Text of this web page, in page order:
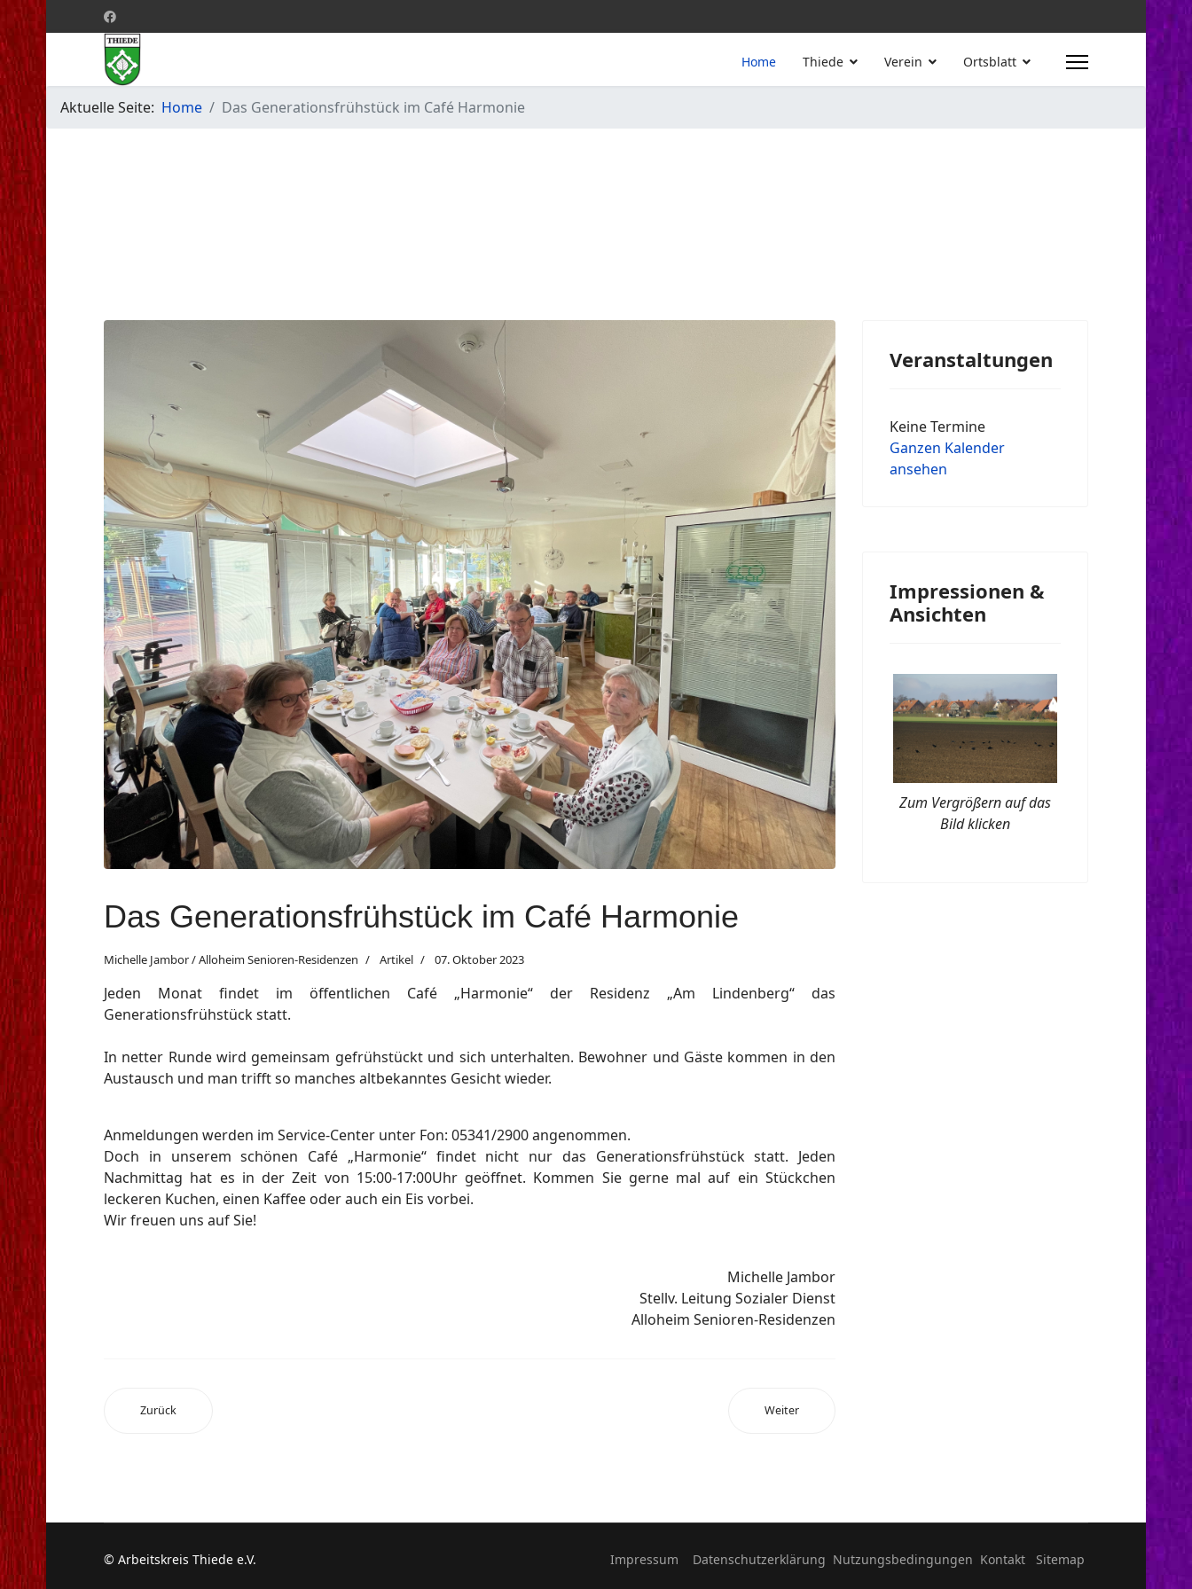
Home Thiede Verein Ortsblatt
Aktuelle Seite: Home Das Generationsfrühstück im Café Harmonie
Das Generationsfrühstück im Café Harmonie
Michelle Jambor / Alloheim Senioren-Residenzen Artikel 07. Oktober 2023
Jeden Monat findet im öffentlichen Café „Harmonie“ der Residenz „Am Lindenberg“ das
Generationsfrühstück statt.
In netter Runde wird gemeinsam gefrühstückt und sich unterhalten. Bewohner und Gäste kommen in den
Austausch und man trifft so manches altbekanntes Gesicht wieder.
Anmeldungen werden im Service-Center unter Fon: 05341/2900 angenommen.
Doch in unserem schönen Café „Harmonie“ findet nicht nur das Generationsfrühstück statt. Jeden
Nachmittag hat es in der Zeit von 15:00-17:00Uhr geöffnet. Kommen Sie gerne mal auf ein Stückchen
leckeren Kuchen, einen Kaffee oder auch ein Eis vorbei.
Wir freuen uns auf Sie!
Michelle Jambor
Stellv. Leitung Sozialer Dienst
Alloheim Senioren-Residenzen
Zurück Weiter
Veranstaltungen
Keine Termine
Ganzen Kalender
ansehen
Impressionen &
Ansichten
Zum Vergrößern auf das
Bild klicken
© Arbeitskreis Thiede e.V. Impressum Datenschutzerklärung Nutzungsbedingungen Kontakt Sitemap